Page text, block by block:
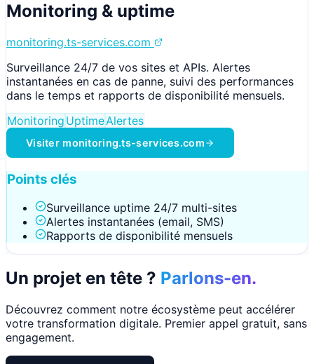
Monitoring & uptime
monitoring.ts-services.com
Surveillance 24/7 de vos sites et APIs. Alertes
instantanées en cas de panne, suivi des performances
dans le temps et rapports de disponibilité mensuels.
Monitoring UptimeAlertes
Visiter monitoring.ts-services.com
Points clés
Surveillance uptime 24/7 multi-sites
Alertes instantanées (email, SMS)
Rapports de disponibilité mensuels
Un projet en tête ? Parlons-en.
Découvrez comment notre écosystème peut accélérer
votre transformation digitale. Premier appel gratuit, sans
engagement.